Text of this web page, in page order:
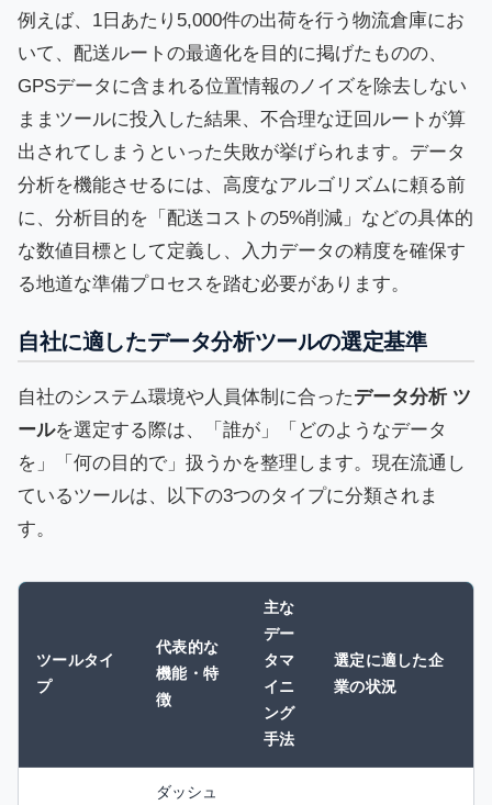
例えば、1日あたり5,000件の出荷を行う物流倉庫にお
いて、配送ルートの最適化を目的に掲げたものの、
GPSデータに含まれる位置情報のノイズを除去しない
ままツールに投入した結果、不合理な迂回ルートが算
出されてしまうといった失敗が挙げられます。データ
分析を機能させるには、高度なアルゴリズムに頼る前
に、分析目的を「配送コストの5%削減」などの具体的
な数値目標として定義し、入力データの精度を確保す
る地道な準備プロセスを踏む必要があります。
自社に適したデータ分析ツールの選定基準
自社のシステム環境や人員体制に合ったデータ分析 ツ
ールを選定する際は、「誰が」「どのようなデータ
を」「何の目的で」扱うかを整理します。現在流通し
ているツールは、以下の3つのタイプに分類されま
す。
ツールタイ
プ
代表的な
機能・特
徴
主な
デー
タマ
イニ
ング
手法
選定に適した企
業の状況
ダッシュ